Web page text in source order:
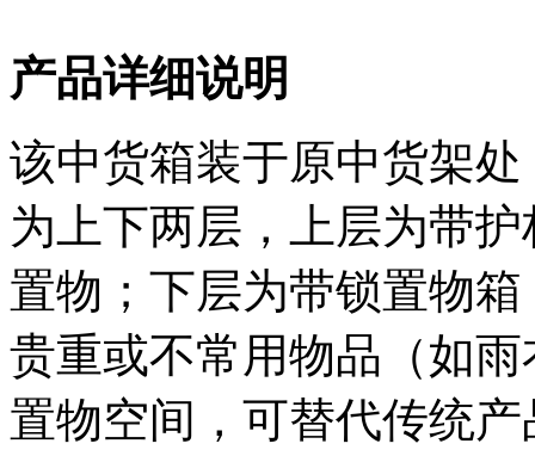
产品详细说明
该中货箱装于原中货架
为上下两层，上层为带
置物；下层为带锁置物
贵重或不常用物品（如
置物空间，可替代传统